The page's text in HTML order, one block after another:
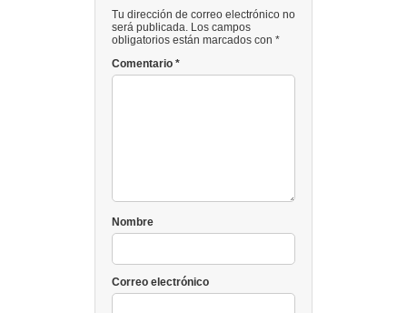
Tu dirección de correo electrónico no
será publicada. Los campos
obligatorios están marcados con *
Comentario *
Nombre
Correo electrónico